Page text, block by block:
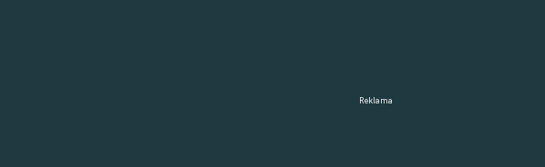
Reklama